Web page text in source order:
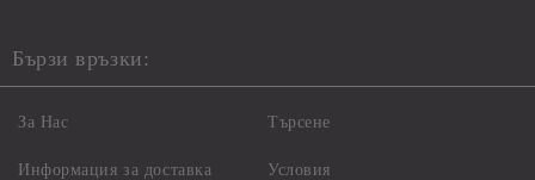
Бързи връзки:
За Нас
Информация за доставка
Търсене
Условия